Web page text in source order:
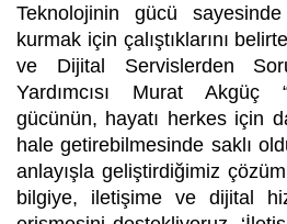
Teknolojinin gücü
kurmak için çalıştıklarını
ve Dijital Servislerden
Yardımcısı Murat Akgüç
gücünün, hayatı herkes için
hale getirebilmesinde saklı
anlayışla geliştirdiğimiz
bilgiye, iletişime ve dijital